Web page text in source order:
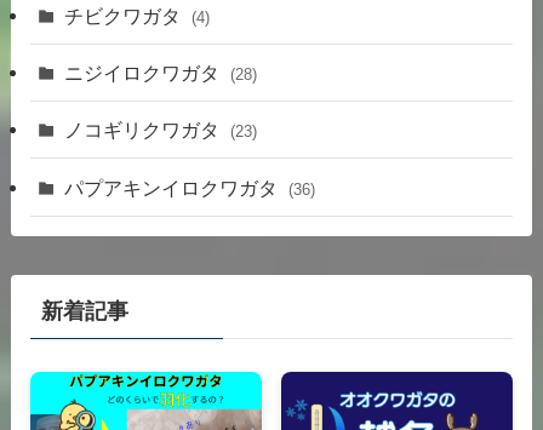
チビクワガタ (4)
ニジイロクワガタ (28)
ノコギリクワガタ (23)
パプアキンイロクワガタ (36)
新着記事